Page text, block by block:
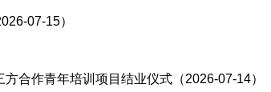
07-15）
合作青年培训项目结业仪式（2026-07-14）